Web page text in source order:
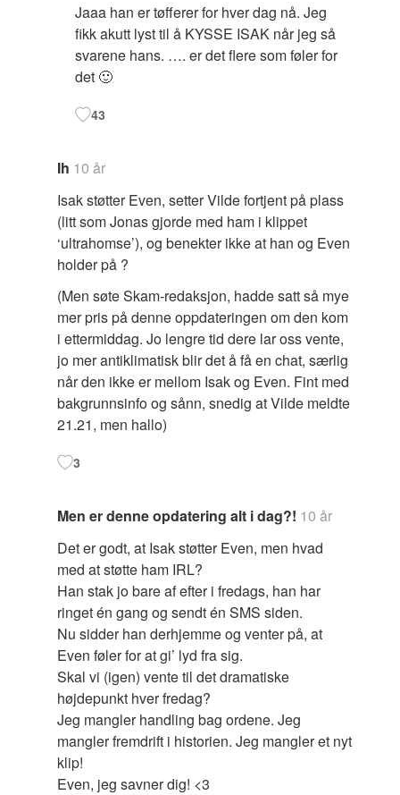
Jaaa han er tøfferer for hver dag nå. Jeg
fikk akutt lyst til å KYSSE ISAK når jeg så
svarene hans. …. er det flere som føler for
det 🙂
43
Ih 10 år
Isak støtter Even, setter Vilde fortjent på plass
(litt som Jonas gjorde med ham i klippet
‘ultrahomse’), og benekter ikke at han og Even
holder på ?
(Men søte Skam-redaksjon, hadde satt så mye
mer pris på denne oppdateringen om den kom
i ettermiddag. Jo lengre tid dere lar oss vente,
jo mer antiklimatisk blir det å få en chat, særlig
når den ikke er mellom Isak og Even. Fint med
bakgrunnsinfo og sånn, snedig at Vilde meldte
21.21, men hallo)
3
Men er denne opdatering alt i dag?! 10 år
Det er godt, at Isak støtter Even, men hvad
med at støtte ham IRL?
Han stak jo bare af efter i fredags, han har
ringet én gang og sendt én SMS siden.
Nu sidder han derhjemme og venter på, at
Even føler for at gi’ lyd fra sig.
Skal vi (igen) vente til det dramatiske
højdepunkt hver fredag?
Jeg mangler handling bag ordene. Jeg
mangler fremdrift i historien. Jeg mangler et nyt
klip!
Even, jeg savner dig! <3